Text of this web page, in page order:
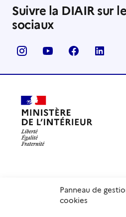
Panneau de
cookies
Suivre la DIAIR sur
sociaux
Délégation interministérielle à